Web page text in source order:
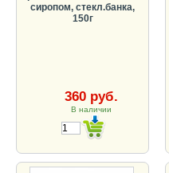
сиропом, стекл.банка,
150г
360 руб.
В наличии